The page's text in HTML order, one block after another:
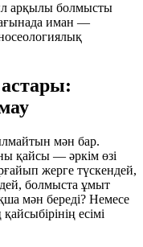
арқылы болмысты
иман —
мән бар.
қайсы — әркім өзі
жерге түскендей,
болмыста ұмыт
мән береді? Немесе
есімі